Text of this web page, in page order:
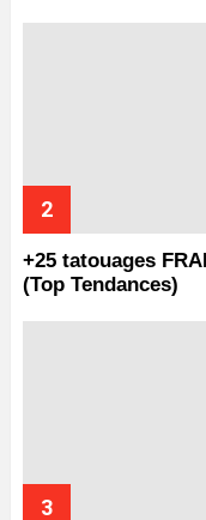
+25 tatouages
(Top Tendances)